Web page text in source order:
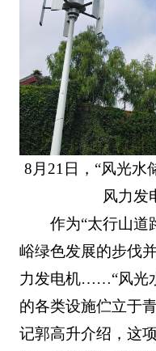
8月21日，“风光水
风力发
作为“太行山道
峪绿色发展的步伐
力发电机……“风光
的各类设施伫立于
记郭高升介绍，这